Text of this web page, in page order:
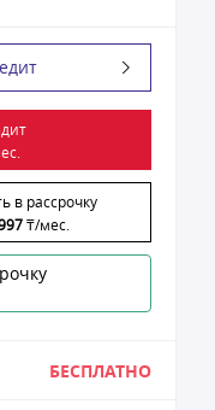
в рассрочку
₸/мес.
БЕСПЛАТНО